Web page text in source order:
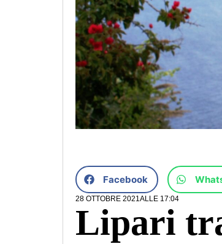
Facebook
28 OTTOBRE 2021ALLE 17:04
Lipari